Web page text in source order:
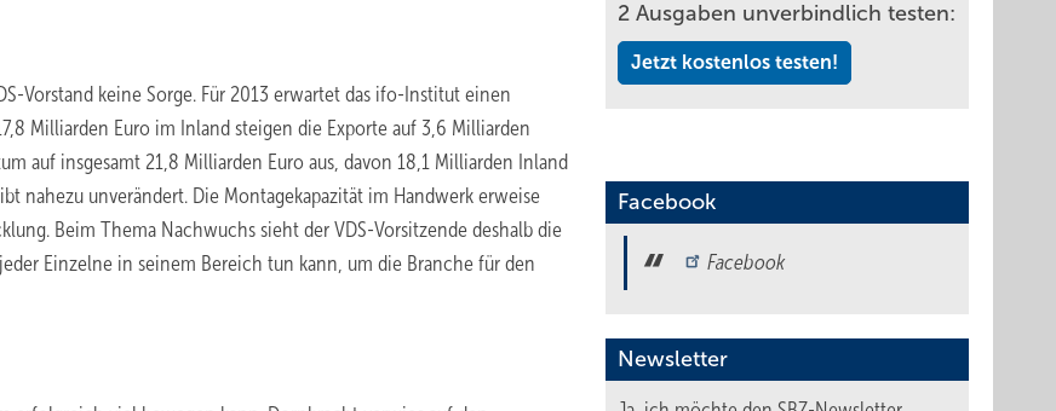
Vorstand keine Sorge. Für 2013 erwartet das ifo-Institut einen
Milliarden Euro im Inland steigen die Exporte auf 3,6 Milliarden
auf insgesamt 21,8 Milliarden Euro aus, davon 18,1 Milliarden Inland
nahezu unverändert. Die Montagekapazität im Handwerk erweise
Beim Thema Nachwuchs sieht der VDS-Vorsitzende deshalb die
Einzelne in seinem Bereich tun kann, um die Branche für den
2 Ausgaben unverbindlich testen:
Jetzt kostenlos testen!
Facebook
Facebook
Newsletter